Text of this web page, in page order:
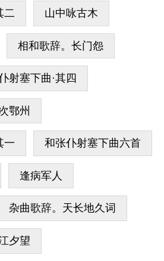
二 山中咏古木
相和歌辞。长门怨
射塞下曲·其四
鄂州
一 和张仆射塞下曲六首
逢病军人
杂曲歌辞。天长地久词
夕望